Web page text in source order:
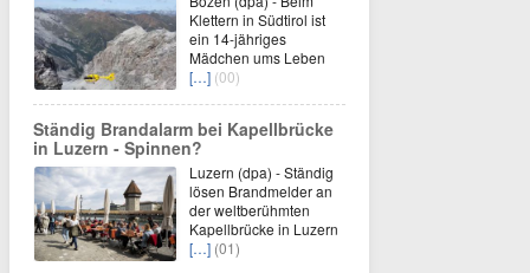
Klettern in Südtirol ist
ein 14-jähriges
Mädchen ums Leben
[…] (00)
Ständig Brandalarm bei Kapellbrücke
in Luzern - Spinnen?
Luzern (dpa) - Ständig
lösen Brandmelder an
der weltberühmten
Kapellbrücke in Luzern
[…] (01)